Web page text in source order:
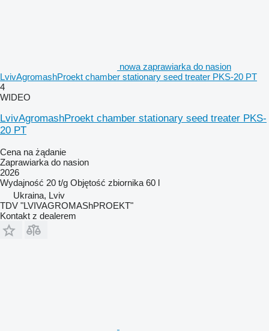
nowa zaprawiarka do nasion
LvivAgromashProekt chamber stationary seed treater PKS-20 PT
4
WIDEO
LvivAgromashProekt chamber stationary seed treater PKS-
20 PT
Cena na żądanie
Zaprawiarka do nasion
2026
Wydajność 20 t/g Objętość zbiornika 60 l
Ukraina, Lviv
TDV "LVIVAGROMAShPROEKT"
Kontakt z dealerem